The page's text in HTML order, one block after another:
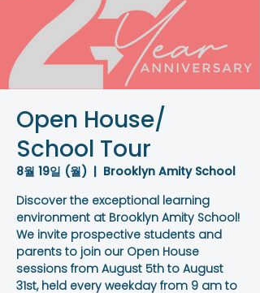
Open House/
School Tour
8월 19일 (월)
  |
Brooklyn Amity School
Discover the exceptional learning
environment at Brooklyn Amity School!
We invite prospective students and
parents to join our Open House
sessions from August 5th to August
31st, held every weekday from 9 am to